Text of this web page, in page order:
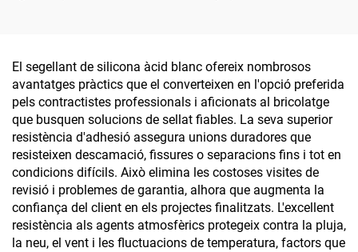
antimoquil per a la
construcció
El segellant de silicona àcid blanc ofereix nombrosos
avantatges pràctics que el converteixen en l'opció preferida
pels contractistes professionals i aficionats al bricolatge
que busquen solucions de sellat fiables. La seva superior
resistència d'adhesió assegura unions duradores que
resisteixen descamació, fissures o separacions fins i tot en
condicions difícils. Això elimina les costoses visites de
revisió i problemes de garantia, alhora que augmenta la
confiança del client en els projectes finalitzats. L'excellent
resistència als agents atmosfèrics protegeix contra la pluja,
la neu, el vent i les fluctuacions de temperatura, factors que